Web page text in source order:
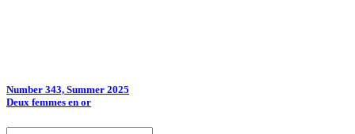
Number 343, Summer 2025
Deux femmes en or